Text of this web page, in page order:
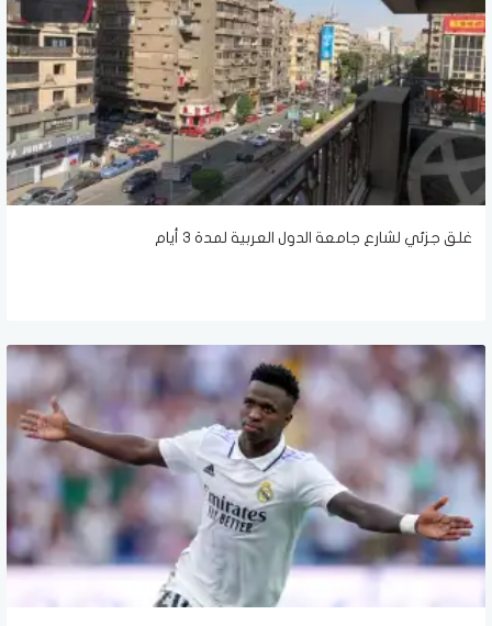
غلق جزئي لشارع جامعة الدول العربية لمدة ٣ أيام